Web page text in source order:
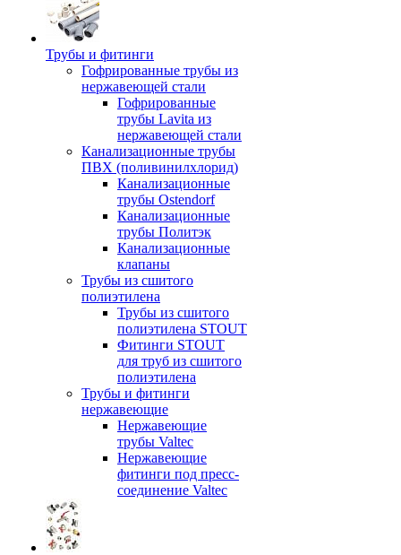
Трубы и фитинги
Гофрированные трубы из
нержавеющей стали
Гофрированные
трубы Lavita из
нержавеющей стали
Канализационные трубы
ПВХ (поливинилхлорид)
Канализационные
трубы Ostendorf
Канализационные
трубы Политэк
Канализационные
клапаны
Трубы из сшитого
полиэтилена
Трубы из сшитого
полиэтилена STOUT
Фитинги STOUT
для труб из сшитого
полиэтилена
Трубы и фитинги
нержавеющие
Нержавеющие
трубы Valtec
Нержавеющие
фитинги под пресс-
соединение Valtec